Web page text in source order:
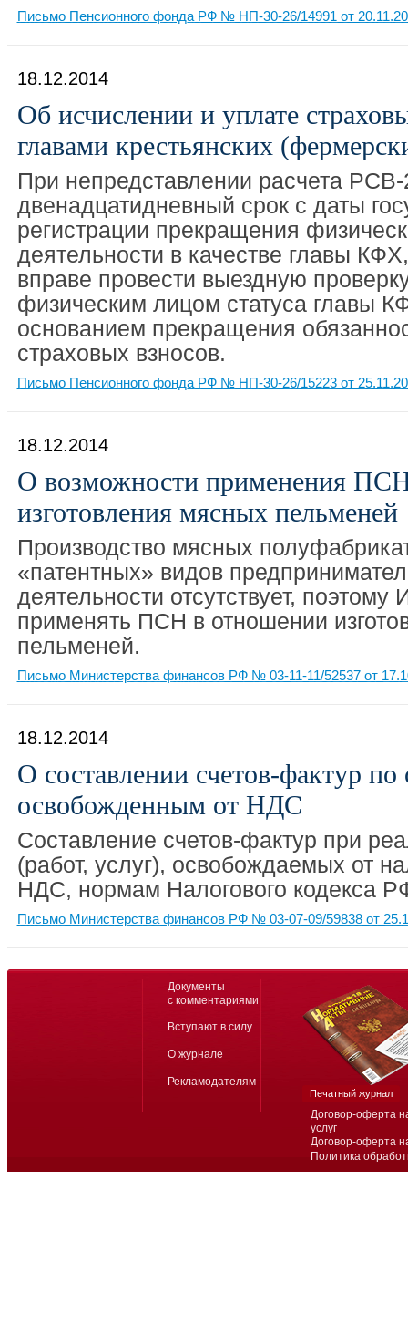
Письмо Пенсионного фонда РФ № НП-30-26/14991 от
18.12.2014
Об исчислении и уплате
главами крестьянских
При непредставлении расчета
двенадцатидневный срок с даты
регистрации прекращения
деятельности в качестве главы
вправе провести выездную
физическим лицом статуса главы
основанием прекращения
страховых взносов.
Письмо Пенсионного фонда РФ № НП-30-26/15223 от
18.12.2014
О возможности применения
изготовления мясных пельменей
Производство мясных
«патентных» видов
деятельности отсутствует,
применять ПСН в отношении
пельменей.
Письмо Министерства финансов РФ № 03-11-11/52537 от
18.12.2014
О составлении счетов-фактур
освобожденным от НДС
Составление счетов-фактур при
(работ, услуг), освобождаемых от
НДС, нормам Налогового кодекса
Письмо Министерства финансов РФ № 03-07-09/59838 от
Договор-оферта
услуг
Договор-оферта
Политика
Документы
с комментариями
Вступают в силу
О журнале
Рекламодателям
Печатный журнал